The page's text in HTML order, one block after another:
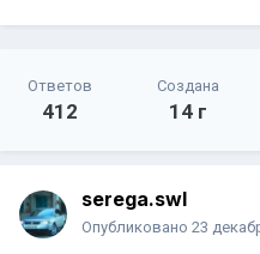
Ответов
412
Создана
14 г
serega.swl
Опубликовано 23